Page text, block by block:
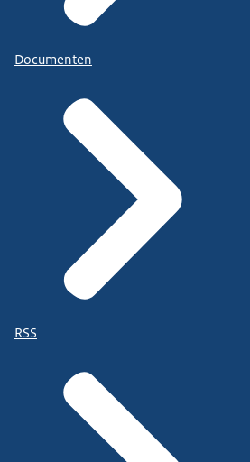
Documenten
RSS